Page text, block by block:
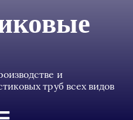
и
труб всех видов